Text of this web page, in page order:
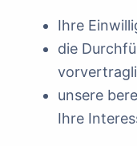
Ihre
die
unsere
Ihre